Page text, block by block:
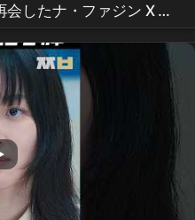
したナ・ファジン X ポ
の教育”前後で分かれる
イズ - 俳優編👀